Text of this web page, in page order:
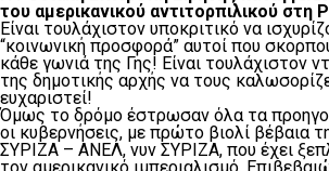
του αμερικανικού αντιτορπιλικού στη
Είναι τουλάχιστον υποκριτικό να
“κοινωνική προσφορά” αυτοί που
κάθε γωνιά της Γης! Είναι τουλάχιστον
της δημοτικής αρχής να τους
ευχαριστεί!
Όμως το δρόμο έστρωσαν όλα τα
οι κυβερνήσεις, με πρώτο βιολί βέβαια
ΣΥΡΙΖΑ – ΑΝΕΛ, νυν ΣΥΡΙΖΑ, που έχει
τον αμερικανικό ιμπεριαλισμό.